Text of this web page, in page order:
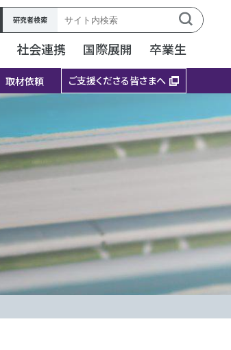
研究者検索
社会連携 国際展開 卒業生
取材依頼 ご支援くださる皆さまへ